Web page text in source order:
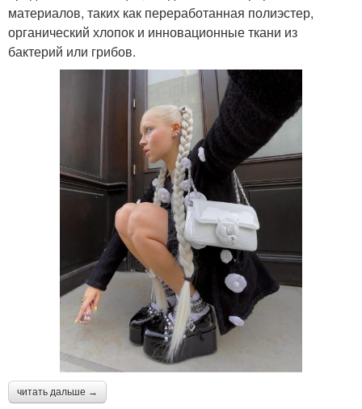
материалов, таких как переработанная полиэстер,
органический хлопок и инновационные ткани из
бактерий или грибов.
читать дальше →